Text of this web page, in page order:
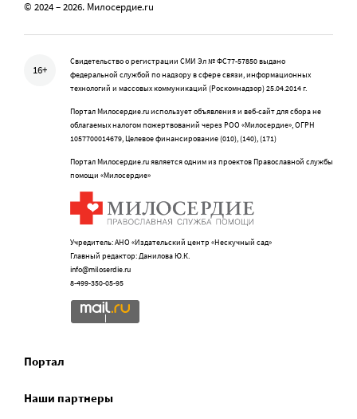
© 2024 – 2026. Милосердие.ru
16+
Свидетельство о регистрации СМИ Эл № ФС77-57850 выдано
федеральной службой по надзору в сфере связи, информационных
технологий и массовых коммуникаций (Роскомнадзор) 25.04.2014 г.
Портал Милосердие.ru использует объявления и веб-сайт для сбора не
облагаемых налогом пожертвований через РОО «Милосердие», ОГРН
1057700014679, Целевое финансирование (010), (140), (171)
Портал Милосердие.ru является одним из проектов Православной службы
помощи «Милосердие»
Учредитель: АНО «Издательский центр «Нескучный сад»
Главный редактор: Данилова Ю.К.
info@miloserdie.ru
8-499-350-05-95
Портал
Наши партнеры